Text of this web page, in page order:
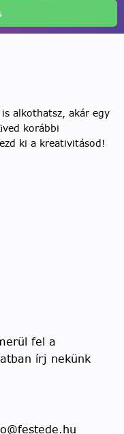
alkothatsz, akár egy
korábbi
ki a kreativitásod!
fel a
írj nekünk